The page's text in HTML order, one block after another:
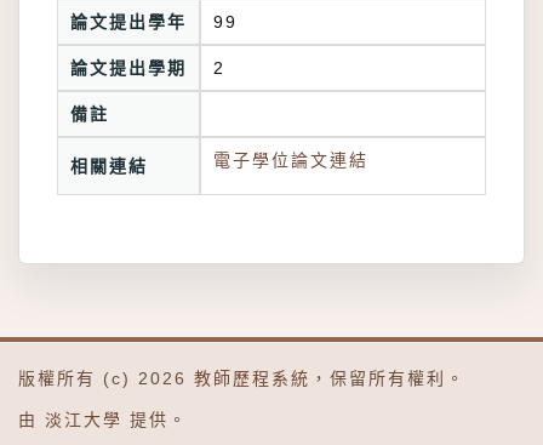
論文提出學年 99
論文提出學期 2
備註
相關連結 電子學位論文連結
版權所有 (c) 2026 教師歷程系統 ，保留所有權利。
由 淡江大學 提供。